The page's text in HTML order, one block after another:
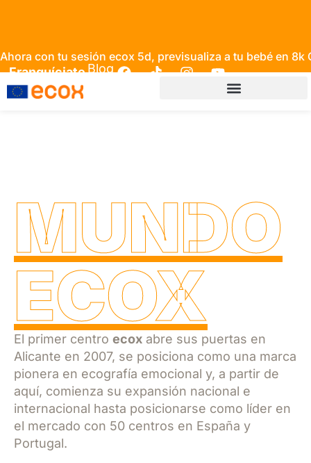
Ahora con tu sesión ecox 5d, previsualiza a tu bebé en 8k
FranquíciateBlog
MUNDO
ECOX
El primer centro ecox abre sus puertas en
Alicante en 2007, se posiciona como una marca
pionera en ecografía emocional y, a partir de
aquí, comienza su expansión nacional e
internacional hasta posicionarse como líder en
el mercado con 50 centros en España y
Portugal.